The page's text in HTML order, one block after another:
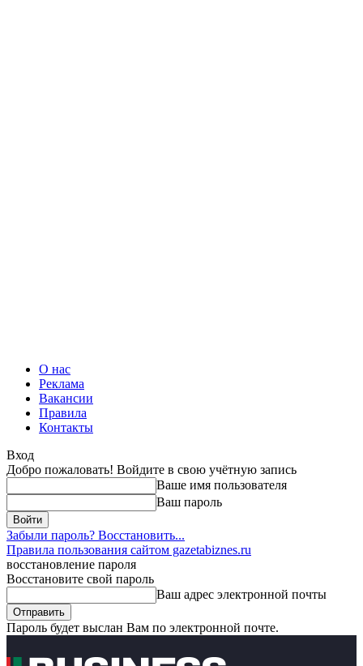
О нас
Реклама
Вакансии
Правила
Контакты
Вход
Добро пожаловать! Войдите в свою учётную запись
Ваше имя пользователя
Ваш пароль
Забыли пароль? Восстановить...
Правила пользования сайтом gazetabiznes.ru
восстановление пароля
Восстановите свой пароль
Ваш адрес электронной почты
Пароль будет выслан Вам по электронной почте.